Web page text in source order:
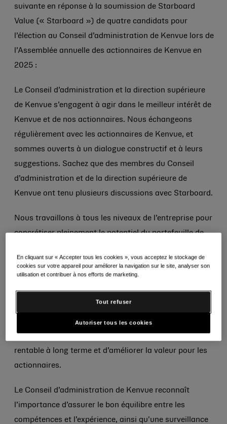
suivante en réponse à la soumission de Starboard
Value (« Starboard ») de quatre candidats pour
l’élection au Conseil d’administration de Kenvue lors de
l’Assemblée annuelle des actionnaires de Kenvue en
2025 :
Le Conseil d’administration et la direction supérieure
de Kenvue s’engagent à agir dans le meilleur intérêt de
Kenvue et de nos actionnaires. Nous échangeons
régulièrement avec les actionnaires de Kenvue, et
sommes ouverts à un dialogue constructif et à leurs
suggestions. Sachez que des membres du Conseil
d’administration et de la direction supérieure de
Kenvue ont tenu plusieurs discussions avec Starboard.
Nous travaillons à tous les niveaux de l’entreprise pour
concrétiser pleinement le potentiel du portefeuille de
accru dans le marketing, rendu possible par nos
initiatives de réduction des coûts et de productivité.
Kenvue est un leader mondial de la santé des
des équipes hautement performantes qui, selon nos
rentable à long terme et d’améliorer la valeur pour les
actionnaires.
Le Conseil d’administration de Kenvue reconnaît
l’importance d’assurer le bon équilibre entre les
compétences et l’expérience, ainsi qu'une surveillance
En cliquant sur « Accepter tous les cookies », vous acceptez le stockage de
cookies sur votre appareil pour améliorer la navigation sur le site, analyser son
utilisation et contribuer à nos efforts de marketing.
Tout refuser
Autoriser tous les cookies